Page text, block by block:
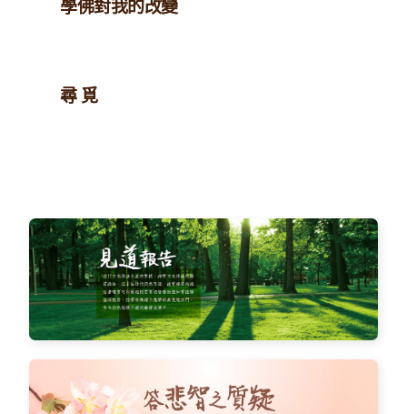
學佛對我的改變
尋 覓